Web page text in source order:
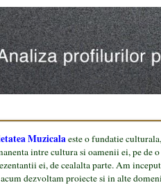
Muzicalaeste o fundatie
intre cultura si oamenii ei, pe de
ei, de cealalta parte. Am
dezvoltam proiecte si in alte